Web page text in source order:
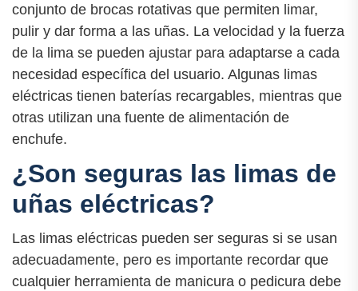
conjunto de brocas rotativas que permiten limar,
pulir y dar forma a las uñas. La velocidad y la fuerza
de la lima se pueden ajustar para adaptarse a cada
necesidad específica del usuario. Algunas limas
eléctricas tienen baterías recargables, mientras que
otras utilizan una fuente de alimentación de
enchufe.
¿Son seguras las limas de
uñas eléctricas?
Las limas eléctricas pueden ser seguras si se usan
adecuadamente, pero es importante recordar que
cualquier herramienta de manicura o pedicura debe